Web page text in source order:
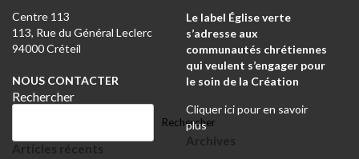
Centre 113
113, Rue du Général Leclerc
94000 Créteil
NOUS CONTACTER
Rechercher
Rechercher
Articles récents
Le label Église verte
s’adresse aux
communautés chrétiennes
qui veulent s’engager pour
le soin de la Création
Cliquer ici pour en savoir
plus
Archives